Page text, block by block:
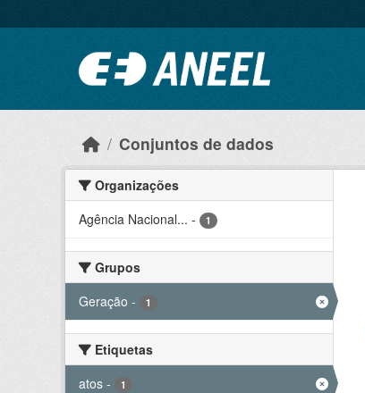
Conjuntos de dados
Organizações
Agência Nacional... - 1
Grupos
Geração - 1
Etiquetas
atos - 1